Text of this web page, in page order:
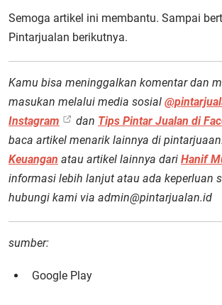
Semoga artikel ini membantu. Sampai
Pintarjualan berikutnya.
Kamu bisa meninggalkan komentar dan
masukan melalui media sosial
Instagram
dan Tips Pintar Jualan di
baca artikel menarik lainnya di
Keuangan atau artikel lainnya dari Hanif
informasi lebih lanjut atau ada keperluan
hubungi kami via admin@pintarjualan.id
sumber:
Google Play